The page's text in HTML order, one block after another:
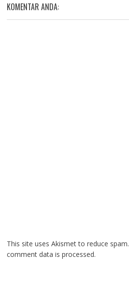
KOMENTAR ANDA:
This site uses Akismet to reduce spam.
comment data is processed.